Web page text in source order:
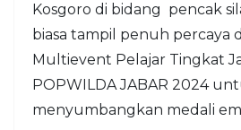
Kosgoro di bidang pencak
biasa tampil penuh percaya
Multievent Pelajar Tingkat
POPWILDA JABAR 2024
menyumbangkan medali